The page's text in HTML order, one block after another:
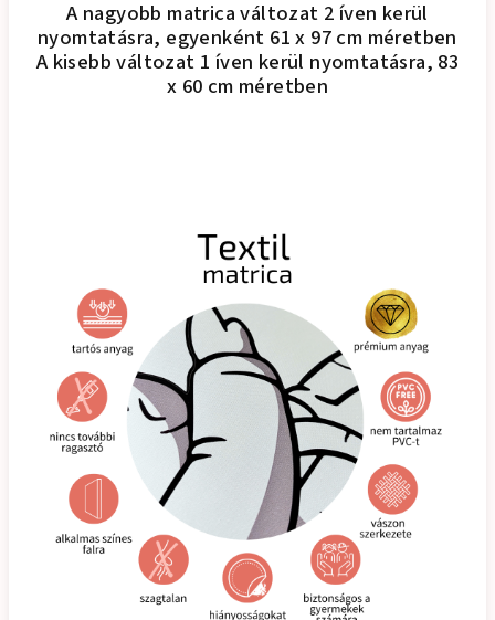
A nagyobb matrica változat 2 íven kerül
nyomtatásra, egyenként 61 x 97 cm méretben
A kisebb változat 1 íven kerül nyomtatásra, 83
x 60 cm méretben